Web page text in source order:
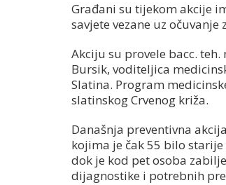
Građani su tijekom akcije
savjete vezane uz
Akciju su provele bacc.
Bursik, voditeljica
Slatina. Program
slatinskog Crvenog križa.
Današnja preventivna
kojima je čak 55 bilo
dok je kod pet osoba
dijagnostike i potrebnih